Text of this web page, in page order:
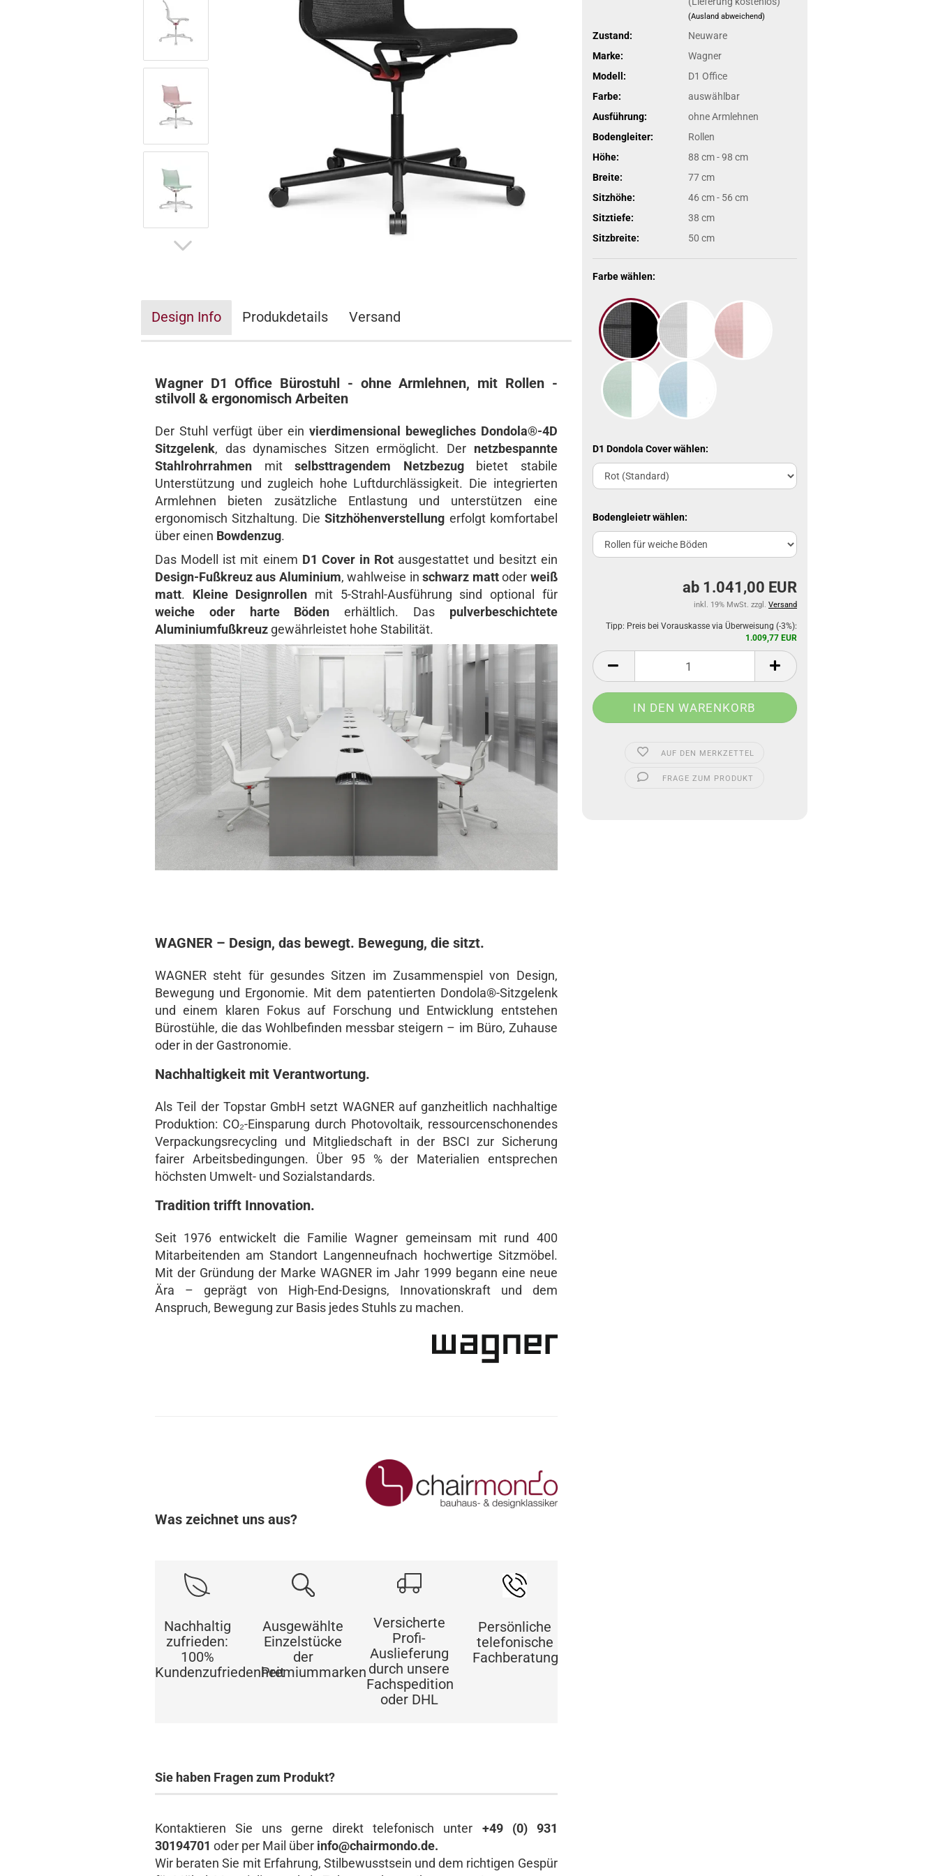
(Ausland abweichend)
Zustand:
Neuware
Marke:
Wagner
Modell:
D1 Office
Farbe:
auswählbar
Ausführung:
ohne Armlehnen
Bodengleiter:
Rollen
Höhe:
88 cm - 98 cm
Breite:
77 cm
Sitzhöhe:
46 cm - 56 cm
Sitztiefe:
38 cm
Sitzbreite:
50 cm
Farbe wählen:
D1 Dondola Cover wählen:
Bodengleietr wählen:
ab 1.041,00 EUR
inkl. 19% MwSt. zzgl. Versand
Tipp: Preis bei Vorauskasse via Überweisung (-3%):
1.009,77 EUR
AUF DEN MERKZETTEL
FRAGE ZUM PRODUKT
Design Info Produkdetails Versand
Wagner D1 Office Bürostuhl - ohne Armlehnen, mit Rollen -
stilvoll & ergonomisch Arbeiten
Der Stuhl verfügt über ein vierdimensional bewegliches Dondola®-4D
Sitzgelenk, das dynamisches Sitzen ermöglicht. Der netzbespannte
Stahlrohrrahmen mitselbsttragendem Netzbezugbietet stabile
Unterstützung und zugleich hohe Luftdurchlässigkeit. Die integrierten
Armlehnen bieten zusätzliche Entlastung und unterstützen eine
ergonomisch Sitzhaltung. DieSitzhöhenverstellung erfolgt komfortabel
über einen Bowdenzug.
Das Modell ist mit einem D1 Cover in Rot ausgestattet und besitzt ein
Design-Fußkreuz aus Aluminium, wahlweise inschwarz mattoder weiß
matt. Kleine Designrollen mit 5-Strahl-Ausführung sind optional für
weiche oder harte Böden erhältlich. Das pulverbeschichtete
Aluminiumfußkreuz gewährleistet hohe Stabilität.
WAGNER – Design, das bewegt. Bewegung, die sitzt.
WAGNER steht für gesundes Sitzen im Zusammenspiel von Design,
Bewegung und Ergonomie. Mit dem patentierten Dondola®-Sitzgelenk
und einem klaren Fokus auf Forschung und Entwicklung entstehen
Bürostühle, die das Wohlbefinden messbar steigern – im Büro, Zuhause
oder in der Gastronomie.
Nachhaltigkeit mit Verantwortung.
Als Teil der Topstar GmbH setzt WAGNER auf ganzheitlich nachhaltige
Produktion: CO₂-Einsparung durch Photovoltaik, ressourcenschonendes
Verpackungsrecycling und Mitgliedschaft in der BSCI zur Sicherung
fairer Arbeitsbedingungen. Über 95 % der Materialien entsprechen
höchsten Umwelt- und Sozialstandards.
Tradition trifft Innovation.
Seit 1976 entwickelt die Familie Wagner gemeinsam mit rund 400
Mitarbeitenden am Standort Langenneufnach hochwertige Sitzmöbel.
Mit der Gründung der Marke WAGNER im Jahr 1999 begann eine neue
Ära – geprägt von High-End-Designs, Innovationskraft und dem
Anspruch, Bewegung zur Basis jedes Stuhls zu machen.
Was zeichnet uns aus?
Nachhaltig
zufrieden:
100%
Kundenzufriedenheit
Ausgewählte
Einzelstücke
der
Premiummarken
Versicherte
Profi-
Auslieferung
durch unsere
Fachspedition
oder DHL
Persönliche
telefonische
Fachberatung
Sie haben Fragen zum Produkt?
Kontaktieren Sie uns gerne direkt telefonisch unter +49 (0) 931
30194701 oder per Mail über info@chairmondo.de.
Wir beraten Sie mit Erfahrung, Stilbewusstsein und dem richtigen Gespür